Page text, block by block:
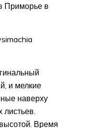
Приморье в
и мелкие
наверху
Время